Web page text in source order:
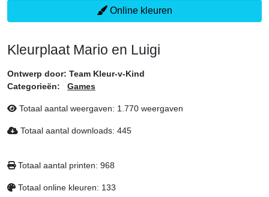
Online kleuren
Kleurplaat Mario en Luigi
Ontwerp door: Team Kleur-v-Kind
Categorieën:
Games
Totaal aantal weergaven: 1.770 weergaven
Totaal aantal downloads: 445
Totaal aantal printen: 968
Totaal online kleuren: 133